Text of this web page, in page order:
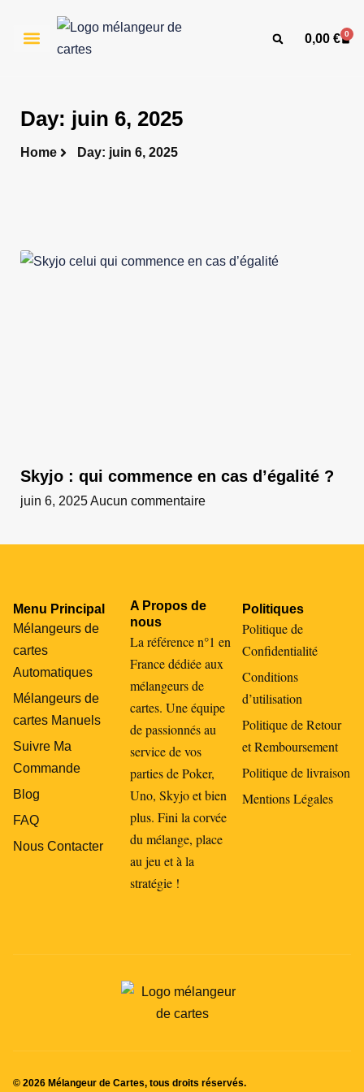
0,00 € 0
Cart
Day: juin 6, 2025
Home Day: juin 6, 2025
Skyjo : qui commence en cas d’égalité ?
juin 6, 2025Aucun commentaire
Menu Principal
Mélangeurs de
cartes
Automatiques
Mélangeurs de
cartes Manuels
Suivre Ma
Commande
Blog
FAQ
Nous Contacter
A Propos de
nous
La référence n°1 en
France dédiée aux
mélangeurs de
cartes. Une équipe
de passionnés au
service de vos
parties de Poker,
Uno, Skyjo et bien
plus. Fini la corvée
du mélange, place
au jeu et à la
stratégie !
Politiques
Politique de
Confidentialité
Conditions
d’utilisation
Politique de Retour
et Remboursement
Politique de livraison
Mentions Légales
© 2026 Mélangeur de Cartes, tous droits réservés.